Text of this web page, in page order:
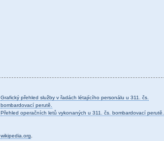
Grafický přehled služby v řadách létajícího personálu u 311. čs.
bombardovací perutě.
Přehled operačních letů vykonaných u 311. čs. bombardovací perutě.
wikipedia.org